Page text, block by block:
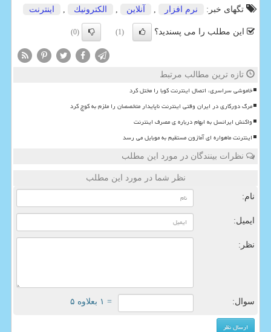
تگهای خبر:
نرم افزار , آنلاین , الكترونیك , اینترنت
این مطلب را می پسندید؟ (1)
(0)
تازه ترین مطالب مرتبط
خاموشی سراسری، اتصال اینترنت کوبا را مختل کرد
مرگ دورکاری در ایران وقتی اینترنت ناپایدار متخصصان را ملزم به کوچ کرد
واکنش ایرانسل به ابهام درباره ی مصرف اینترنت
اینترنت ماهواره ای آمازون مستقیم به موبایل می رسد
نظرات بینندگان در مورد این مطلب
نظر شما در مورد این مطلب
نام:
ایمیل:
نظر:
سوال: = ۱ بعلاوه ۵